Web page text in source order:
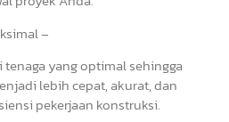
–
tenaga yang optimal sehingga
lebih cepat, akurat, dan
pekerjaan konstruksi.